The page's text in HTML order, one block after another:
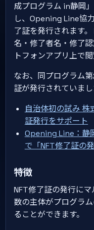
成プログラム in静岡
し、Opening Line協
了証を発行されます
名・修了者名・修了
トフォンアプリ上で
なお、同プログラム
証が発行されていまし
自治体初の試み
証発行をサポート
Opening Line：静
で「NFT修了証の
特徴
NFT修了証の発行に
数の主体がプログラ
ることができます。